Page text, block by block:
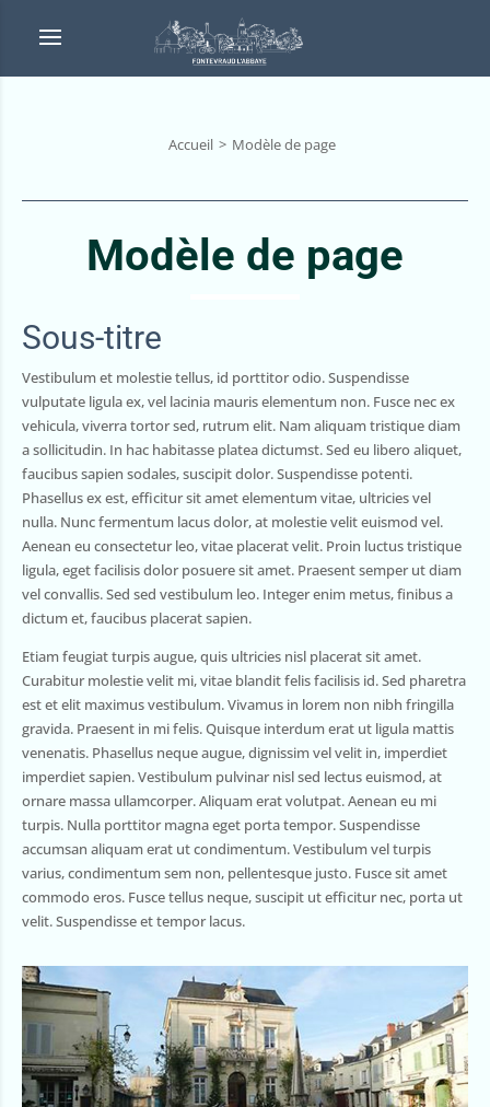
Accueil Modèle de page
Modèle de page
Sous-titre
Vestibulum et molestie tellus, id porttitor odio. Suspendisse
vulputate ligula ex, vel lacinia mauris elementum non. Fusce nec ex
vehicula, viverra tortor sed, rutrum elit. Nam aliquam tristique diam
a sollicitudin. In hac habitasse platea dictumst. Sed eu libero aliquet,
faucibus sapien sodales, suscipit dolor. Suspendisse potenti.
Phasellus ex est, efficitur sit amet elementum vitae, ultricies vel
nulla. Nunc fermentum lacus dolor, at molestie velit euismod vel.
Aenean eu consectetur leo, vitae placerat velit. Proin luctus tristique
ligula, eget facilisis dolor posuere sit amet. Praesent semper ut diam
vel convallis. Sed sed vestibulum leo. Integer enim metus, finibus a
dictum et, faucibus placerat sapien.
Etiam feugiat turpis augue, quis ultricies nisl placerat sit amet.
Curabitur molestie velit mi, vitae blandit felis facilisis id. Sed pharetra
est et elit maximus vestibulum. Vivamus in lorem non nibh fringilla
gravida. Praesent in mi felis. Quisque interdum erat ut ligula mattis
venenatis. Phasellus neque augue, dignissim vel velit in, imperdiet
imperdiet sapien. Vestibulum pulvinar nisl sed lectus euismod, at
ornare massa ullamcorper. Aliquam erat volutpat. Aenean eu mi
turpis. Nulla porttitor magna eget porta tempor. Suspendisse
accumsan aliquam erat ut condimentum. Vestibulum vel turpis
varius, condimentum sem non, pellentesque justo. Fusce sit amet
commodo eros. Fusce tellus neque, suscipit ut efficitur nec, porta ut
velit. Suspendisse et tempor lacus.